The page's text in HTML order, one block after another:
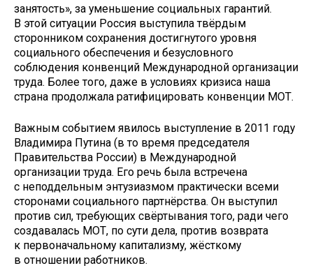
занятость», за уменьшение социальных гарантий.
В этой ситуации Россия выступила твёрдым
сторонником сохранения достигнутого уровня
социального обеспечения и безусловного
соблюдения конвенций Международной организации
труда. Более того, даже в условиях кризиса наша
страна продолжала ратифицировать конвенции МОТ.
Важным событием явилось выступление в 2011 году
Владимира Путина (в то время председателя
Правительства России) в Международной
организации труда. Его речь была встречена
с неподдельным энтузиазмом практически всеми
сторонами социального партнёрства. Он выступил
против сил, требующих свёртывания того, ради чего
создавалась МОТ, по сути дела, против возврата
к первоначальному капитализму, жёсткому
в отношении работников.